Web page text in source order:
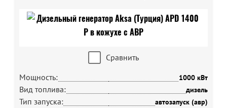
Сравнить
Мощность:
1000 кВт
Вид топлива: дизель
Тип запуска: автозапуск (авр)